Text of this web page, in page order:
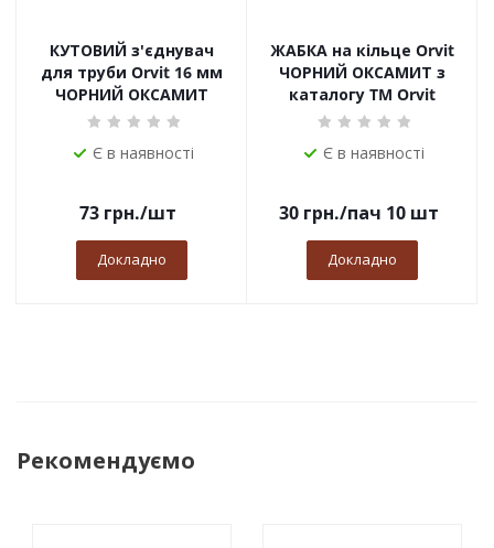
КУТОВИЙ з'єднувач
для труби Orvit 16 мм
ЧОРНИЙ ОКСАМИТ
Є в наявності
73 грн./шт
Докладно
ЖАБКА на кільце Orvit
ЧОРНИЙ ОКСАМИТ з
каталогу TM Orvit
Є в наявності
30грн./пач 10 шт
Докладно
Рекомендуємо